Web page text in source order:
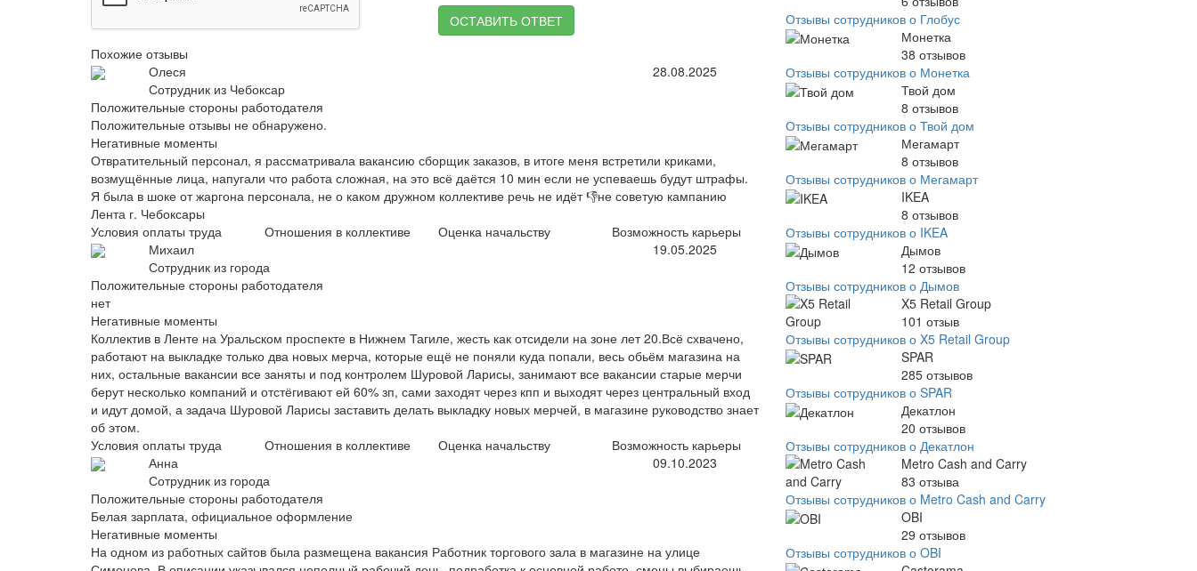
ОСТАВИТЬ ОТВЕТ
Похожие отзывы
Олеся
Сотрудник из Чебоксар
28.08.2025
Положительные стороны работодателя
Положительные отзывы не обнаружено.
Негативные моменты
Отвратительный персонал, я рассматривала вакансию сборщик заказов, в итоге меня встретили криками,
возмущённые лица, напугали что работа сложная, на это всё даётся 10 мин если не успеваешь будут штрафы.
Я была в шоке от жаргона персонала, не о каком дружном коллективе речь не идёт 👎не советую кампанию
Лента г. Чебоксары
Условия оплаты труда
Отношения в коллективе Оценка начальству
Возможность карьеры
Михаил
Сотрудник из города
19.05.2025
Положительные стороны работодателя
нет
Негативные моменты
Коллектив в Ленте на Уральском проспекте в Нижнем Тагиле, жесть как отсидели на зоне лет 20.Всё схвачено,
работают на выкладке только два новых мерча, которые ещё не поняли куда попали, весь обьём магазина на
них, остальные вакансии все заняты и под контролем Шуровой Ларисы, занимают все вакансии старые мерчи
берут несколько компаний и отстёгивают ей 60% зп, сами заходят через кпп и выходят через центральный вход
и идут домой, а задача Шуровой Ларисы заставить делать выкладку новых мерчей, в магазине руководство знает
об этом.
Условия оплаты труда
Отношения в коллективе Оценка начальству
Возможность карьеры
Анна
Сотрудник из города
09.10.2023
Положительные стороны работодателя
Белая зарплата, официальное оформление
Негативные моменты
На одном из работных сайтов была размещена вакансия Работник торгового зала в магазине на улице
Отзывы сотрудников о Глобус
Монетка
38 отзывов
Отзывы сотрудников о Монетка
Твой дом
8 отзывов
Отзывы сотрудников о Твой дом
Мегамарт
8 отзывов
Отзывы сотрудников о Мегамарт
IKEA
8 отзывов
Отзывы сотрудников о IKEA
Дымов
12 отзывов
Отзывы сотрудников о Дымов
X5 Retail Group
101 отзыв
Отзывы сотрудников о X5 Retail Group
SPAR
285 отзывов
Отзывы сотрудников о SPAR
Декатлон
20 отзывов
Отзывы сотрудников о Декатлон
Metro Cash and Carry
83 отзыва
Отзывы сотрудников о Metro Cash and Carry
OBI
29 отзывов
Отзывы сотрудников о OBI